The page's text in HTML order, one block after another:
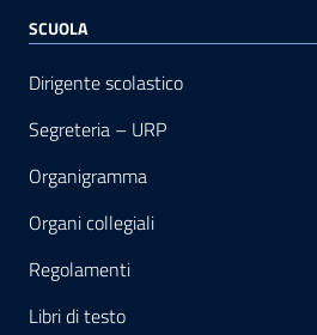
SCUOLA
Dirigente scolastico
Segreteria – URP
Organigramma
Organi collegiali
Regolamenti
Libri di testo